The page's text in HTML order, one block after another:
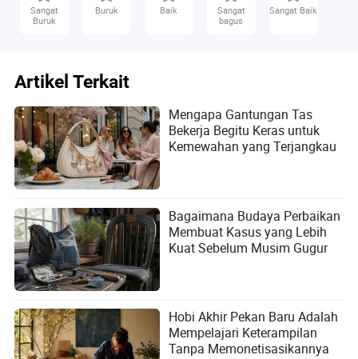
Sangat
Buruk
Buruk Baik
Sangat
bagus
Sangat Baik
Artikel Terkait
Mengapa Gantungan Tas
Bekerja Begitu Keras untuk
Kemewahan yang Terjangkau
Bagaimana Budaya Perbaikan
Membuat Kasus yang Lebih
Kuat Sebelum Musim Gugur
Hobi Akhir Pekan Baru Adalah
Mempelajari Keterampilan
Tanpa Memonetisasikannya